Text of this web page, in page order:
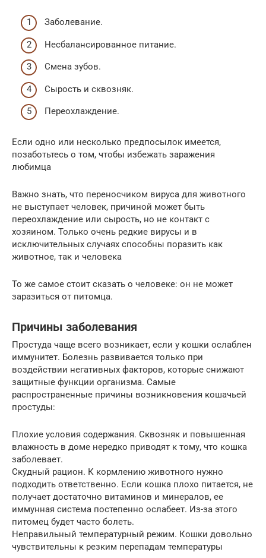
Заболевание.
Несбалансированное питание.
Смена зубов.
Сырость и сквозняк.
Переохлаждение.
Если одно или несколько предпосылок имеется,
позаботьтесь о том, чтобы избежать заражения
любимца
Важно знать, что переносчиком вируса для животного
не выступает человек, причиной может быть
переохлаждение или сырость, но не контакт с
хозяином. Только очень редкие вирусы и в
исключительных случаях способны поразить как
животное, так и человека
То же самое стоит сказать о человеке: он не может
заразиться от питомца.
Причины заболевания
Простуда чаще всего возникает, если у кошки ослаблен
иммунитет. Болезнь развивается только при
воздействии негативных факторов, которые снижают
защитные функции организма. Самые
распространенные причины возникновения кошачьей
простуды:
Плохие условия содержания. Сквозняк и повышенная
влажность в доме нередко приводят к тому, что кошка
заболевает.
Скудный рацион. К кормлению животного нужно
подходить ответственно. Если кошка плохо питается, не
получает достаточно витаминов и минералов, ее
иммунная система постепенно ослабеет. Из-за этого
питомец будет часто болеть.
Неправильный температурный режим. Кошки довольно
чувствительны к резким перепадам температуры